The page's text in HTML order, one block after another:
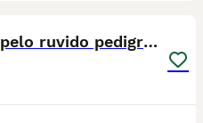
Cucciolata jack Russell pelo ruvido pedigree